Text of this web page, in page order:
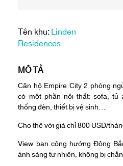
Tên khu: Linden
Residences
MÔ TẢ
Căn hộ Empire City 2 phòng
có một phần nội thất: sofa, tủ
thống đèn, thiết bị vệ sinh…
Cho thê với giá chỉ 800 USD/
View ban công hướng Đông
ánh sáng tự nhiên, không bị chắn.